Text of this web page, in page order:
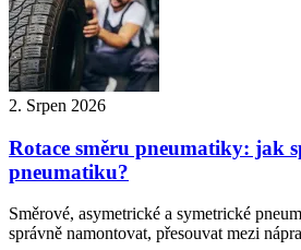
2. Srpen 2026
Rotace směru pneumatiky: jak
pneumatiku?
Směrové, asymetrické a symetrické
správně namontovat, přesouvat mezi